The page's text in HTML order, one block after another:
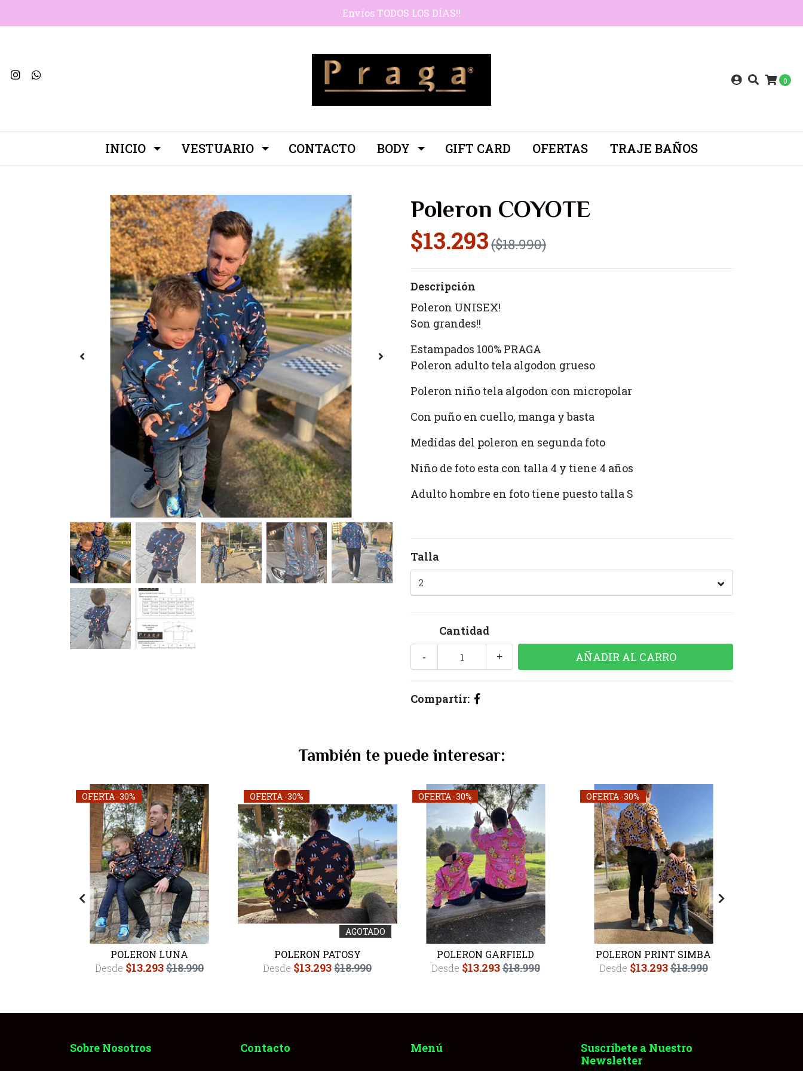
Envíos TODOS LOS DÍAS!!
0
INICIO VESTUARIO CONTACTO BODY GIFT CARD OFERTAS TRAJE BAÑOS
Poleron COYOTE
$13.293($18.990)
Descripción
Poleron UNISEX!
Son grandes!!
Estampados 100% PRAGA
Poleron adulto tela algodon grueso
Poleron niño tela algodon con micropolar
Con puño en cuello, manga y basta
Medidas del poleron en segunda foto
Niño de foto esta con talla 4 y tiene 4 años
Adulto hombre en foto tiene puesto talla S
Talla
Cantidad
+
-
Compartir:
También te puede interesar:
OFERTA -30%
POLERON LUNA
Desde $13.293$18.990
OFERTA -30%
AGOTADO
POLERON PATOSY
Desde $13.293$18.990
OFERTA -30%
POLERON GARFIELD
Desde $13.293$18.990
OFERTA -30%
POLERON PRINT SIMBA
Desde $13.293$18.990
Sobre Nosotros Contacto Menú
Suscríbete a Nuestro
Newsletter